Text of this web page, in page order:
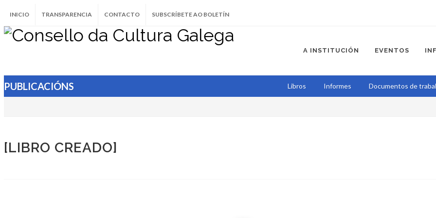
INICIO TRANSPARENCIA CONTACTO SUBSCRÍBETE AO BOLETÍN
A INSTITUCIÓN EVENTOS
PUBLICACIÓNS Libros Informes Documentos de
[LIBRO CREADO]